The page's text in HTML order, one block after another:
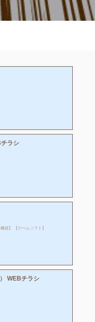
ラシ
器】 【ゲームソフト】
WEBチラシ